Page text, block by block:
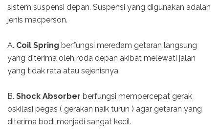
sistem suspensi depan. Suspensi yang digunakan adalah
jenis macperson.
A. Coil Spring berfungsi meredam getaran langsung
yang diterima oleh roda depan akibat melewati jalan
yang tidak rata atau sejenisnya.
B. Shock Absorber berfungsi mempercepat gerak
oskilasi pegas ( gerakan naik turun ) agar getaran yang
diterima bodi menjadi sangat kecil.